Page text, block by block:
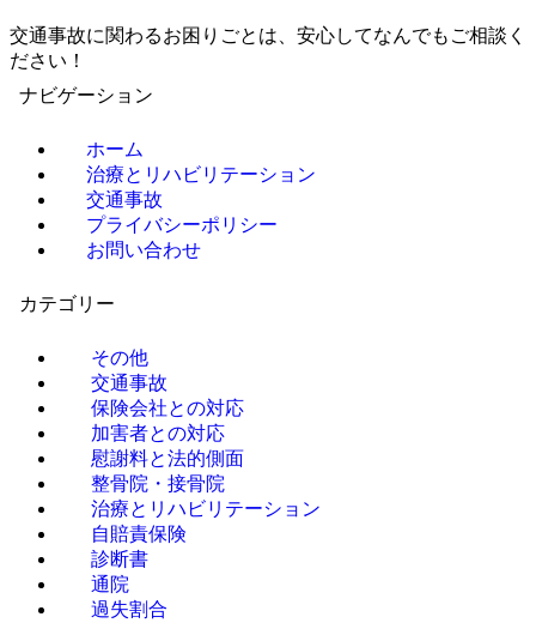
交通事故に関わるお困りごとは、安心してなんでもご相談く
ださい！
ナビゲーション
ホーム
治療とリハビリテーション
交通事故
プライバシーポリシー
お問い合わせ
カテゴリー
その他
交通事故
保険会社との対応
加害者との対応
慰謝料と法的側面
整骨院・接骨院
治療とリハビリテーション
自賠責保険
診断書
通院
過失割合